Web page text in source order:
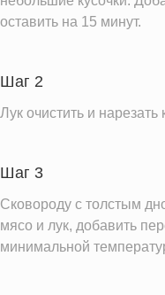
Натрий
Железо
Калий
Витамин С
Витамин А
Витамин Д
оставить на 15 минут.
Шаг 2
Лук очистить и
Шаг 3
Сковороду с толстым
мясо и лук, добавить
минимальной